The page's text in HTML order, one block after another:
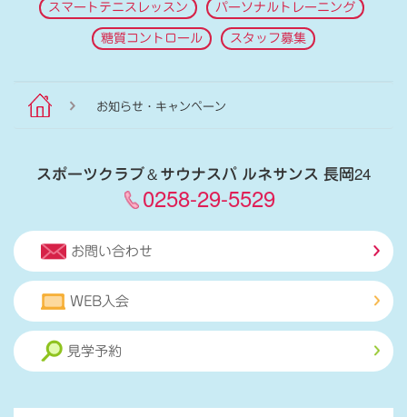
スマートテニスレッスン パーソナルトレーニング
糖質コントロール スタッフ募集
お知らせ・キャンペーン
スポーツクラブ＆サウナスパ ルネサンス 長岡24
0258-29-5529
お問い合わせ
WEB入会
見学予約